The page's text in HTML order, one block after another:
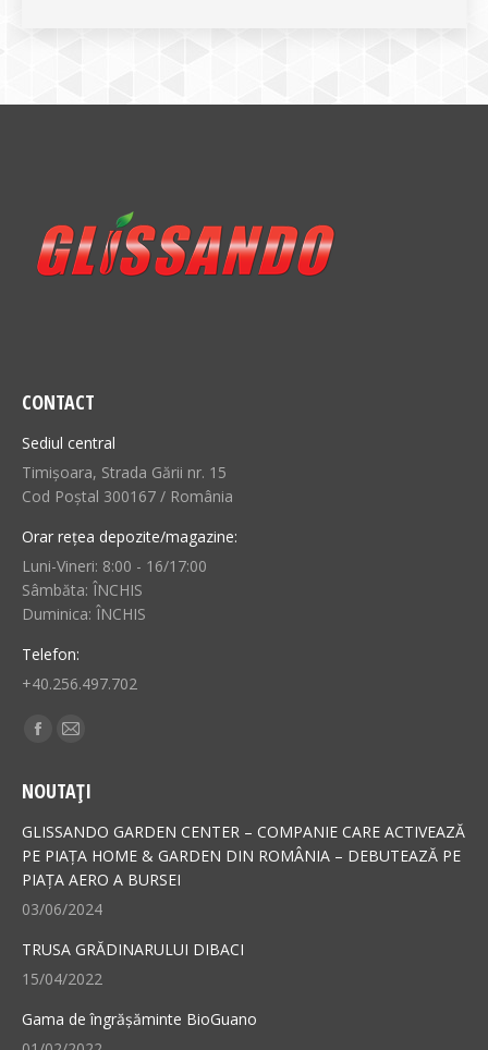
CONTACT
Sediul central
Timișoara, Strada Gării nr. 15
Cod Poștal 300167 / România
Orar rețea depozite/magazine:
Luni-Vineri: 8:00 - 16/17:00
Sâmbăta: ÎNCHIS
Duminica: ÎNCHIS
Telefon:
+40.256.497.702
Find us on:
Facebook
opens
in
new
window
Mail
opens
in
new
window
NOUTAȚI
GLISSANDO GARDEN CENTER – COMPANIE CARE ACTIVEAZĂ
PE PIAȚA HOME & GARDEN DIN ROMÂNIA – DEBUTEAZĂ PE
PIAȚA AERO A BURSEI
03/06/2024
TRUSA GRĂDINARULUI DIBACI
15/04/2022
Gama de îngrășăminte BioGuano